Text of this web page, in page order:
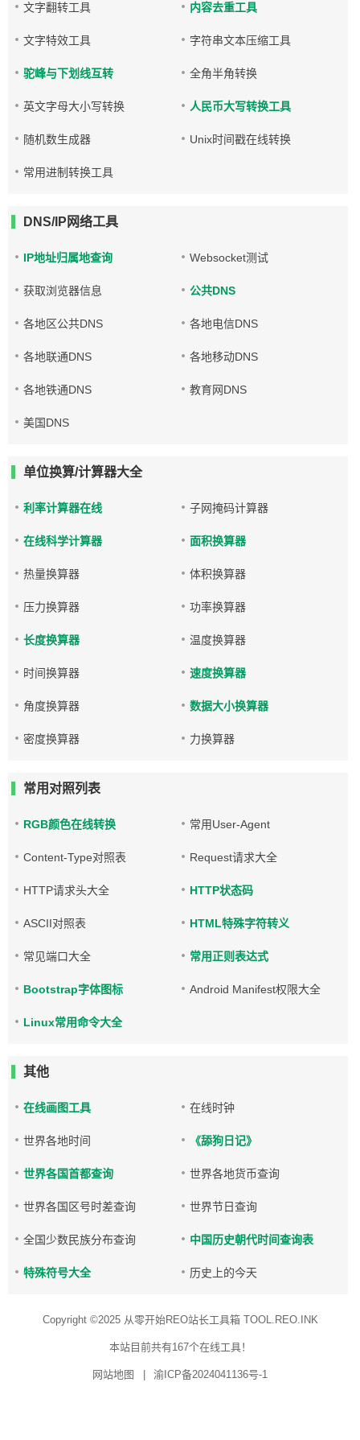
文字翻转工具 内容去重工具
文字特效工具 字符串文本压缩工具
驼峰与下划线互转 全角半角转换
英文字母大小写转换 人民币大写转换工具
随机数生成器 Unix时间戳在线转换
常用进制转换工具
DNS/IP网络工具
IP地址归属地查询 Websocket测试
获取浏览器信息 公共DNS
各地区公共DNS 各地电信DNS
各地联通DNS 各地移动DNS
各地铁通DNS 教育网DNS
美国DNS
单位换算/计算器大全
利率计算器在线 子网掩码计算器
在线科学计算器 面积换算器
热量换算器 体积换算器
压力换算器 功率换算器
长度换算器 温度换算器
时间换算器 速度换算器
角度换算器 数据大小换算器
密度换算器 力换算器
常用对照列表
RGB颜色在线转换 常用User-Agent
Content-Type对照表 Request请求大全
HTTP请求头大全 HTTP状态码
ASCII对照表 HTML特殊字符转义
常见端口大全 常用正则表达式
Bootstrap字体图标 Android Manifest权限大全
Linux常用命令大全
其他
在线画图工具 在线时钟
世界各地时间 《舔狗日记》
世界各国首都查询 世界各地货币查询
世界各国区号时差查询 世界节日查询
全国少数民族分布查询 中国历史朝代时间查询表
特殊符号大全 历史上的今天
Copyright ©2025 从零开始REO站长工具箱 TOOL.REO.INK
本站目前共有167个在线工具！
网站地图 渝ICP备2024041136号-1